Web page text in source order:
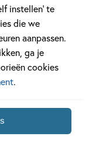
instellen’ te
die we
aanpassen.
ga je
cookies
.
De
piraten
7,99